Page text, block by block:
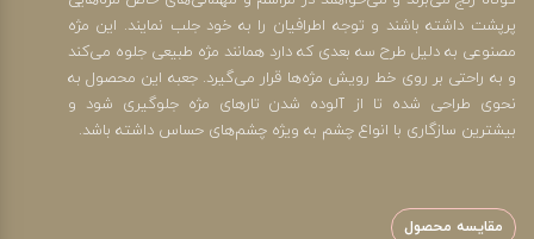
پرپشت داشته باشند و توجه اطرافیان را به خود جلب نمایند. این مژه
مصنوعی به دلیل طرح سه بعدی که دارد همانند مژه طبیعی جلوه می‌کند
و به راحتی بر روی خط رویش مژه‌ها قرار می‌گیرد. جعبه این محصول به
نحوی طراحی شده تا از آلوده شدن تارهای مژه جلوگیری شود و
بیشترین سازگاری با انواع چشم به ویژه چشم‌های حساس داشته باشد.
مقایسه محصول